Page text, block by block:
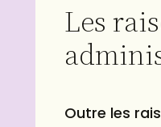
Les
Outre les